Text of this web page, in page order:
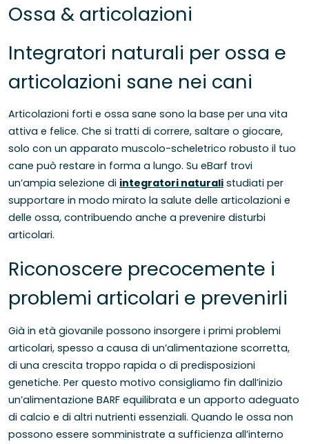
Ossa & articolazioni
Integratori naturali per ossa e
articolazioni sane nei cani
Articolazioni forti e ossa sane sono la base per una vita
attiva e felice. Che si tratti di correre, saltare o giocare,
solo con un apparato muscolo-scheletrico robusto il tuo
cane può restare in forma a lungo. Su eBarf trovi
un’ampia selezione di integratori naturali studiati per
supportare in modo mirato la salute delle articolazioni e
delle ossa, contribuendo anche a prevenire disturbi
articolari.
Riconoscere precocemente i
problemi articolari e prevenirli
Già in età giovanile possono insorgere i primi problemi
articolari, spesso a causa di un’alimentazione scorretta,
di una crescita troppo rapida o di predisposizioni
genetiche. Per questo motivo consigliamo fin dall’inizio
un’alimentazione BARF equilibrata e un apporto adeguato
di calcio e di altri nutrienti essenziali. Quando le ossa non
possono essere somministrate a sufficienza all’interno